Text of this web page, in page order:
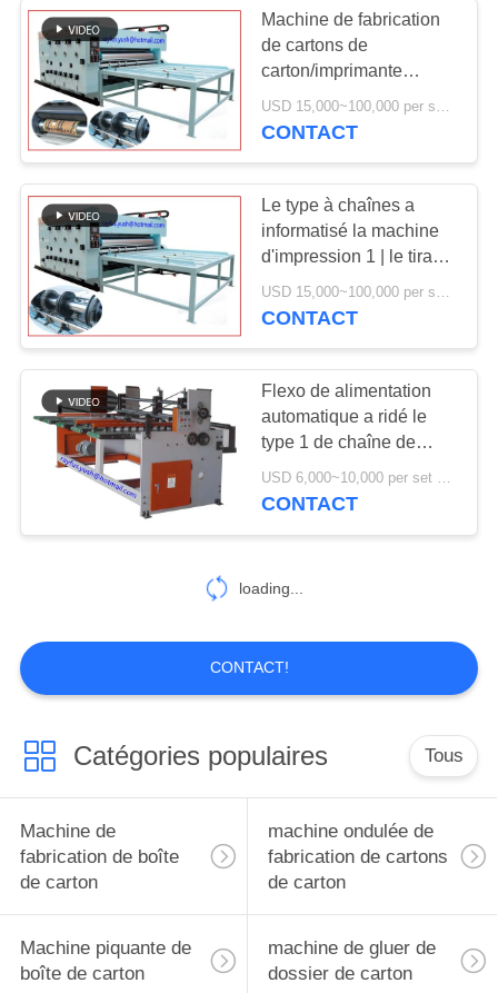
Machine de fabrication
de cartons de
carton/imprimante
ondulées à chaînes
Slotter Die Cutter de
CONTACT
Le type à chaînes a
informatisé la machine
d'impression 1 | le tirage
en couleurs 4 facile
fonctionnent
USD 15,000~100,000 per set MOQ:1 ensemble
CONTACT
Flexo de alimentation
automatique a ridé le
type 1 de chaîne de
machine | tirage en
couleurs 4
USD 6,000~10,000 per set MOQ:1 ensemble
CONTACT
loading...
CONTACT!
Catégories populaires Tous
Machine de
fabrication de boîte
de carton
machine ondulée de
fabrication de cartons
de carton
Machine piquante de
boîte de carton
machine de gluer de
dossier de carton